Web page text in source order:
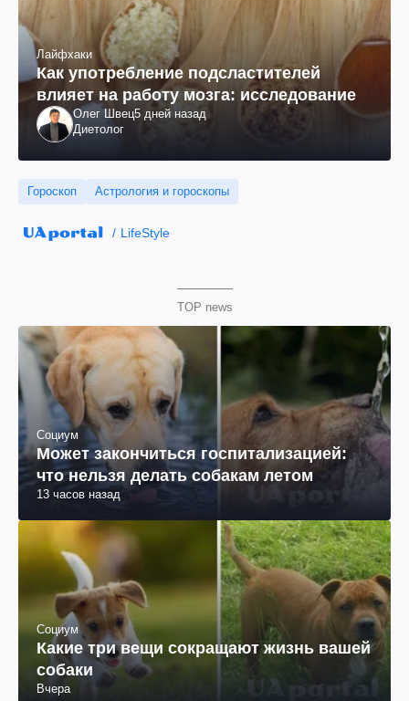
Лайфхаки
Как употребление подсластителей
влияет на работу мозга: исследование
Олег Швец5 дней назад
Диетолог
Гороскоп Астрология и гороскопы
LifeStyle
TOP news
Социум
Может закончиться госпитализацией:
что нельзя делать собакам летом
13 часов назад
Социум
Какие три вещи сокращают жизнь вашей
собаки
Вчера